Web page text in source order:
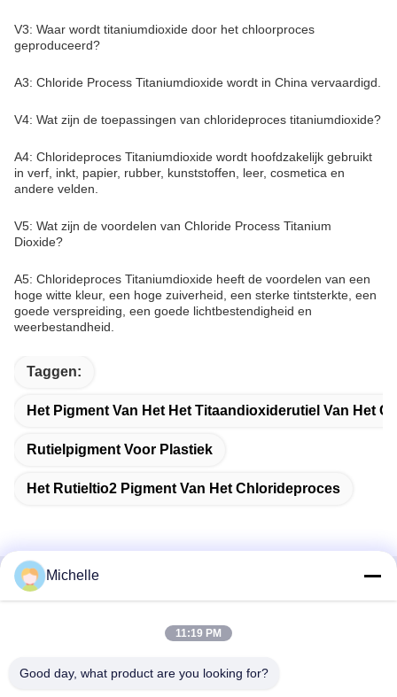
V3: Waar wordt titaniumdioxide door het chloorproces
geproduceerd?
A3: Chloride Process Titaniumdioxide wordt in China vervaardigd.
V4: Wat zijn de toepassingen van chlorideproces titaniumdioxide?
A4: Chlorideproces Titaniumdioxide wordt hoofdzakelijk gebruikt
in verf, inkt, papier, rubber, kunststoffen, leer, cosmetica en
andere velden.
V5: Wat zijn de voordelen van Chloride Process Titanium
Dioxide?
A5: Chlorideproces Titaniumdioxide heeft de voordelen van een
hoge witte kleur, een hoge zuiverheid, een sterke tintsterkte, een
goede verspreiding, een goede lichtbestendigheid en
weerbestandheid.
Taggen:
Het Pigment Van Het Het Titaandioxiderutiel Van Het
Rutielpigment Voor Plastiek
Het Rutieltio2 Pigment Van Het Chlorideproces
Snel contact
1st Verdieping, No.40, No.69, de Middenstraat van
Michelle
11:19 PM
Good day, what product are you looking for?